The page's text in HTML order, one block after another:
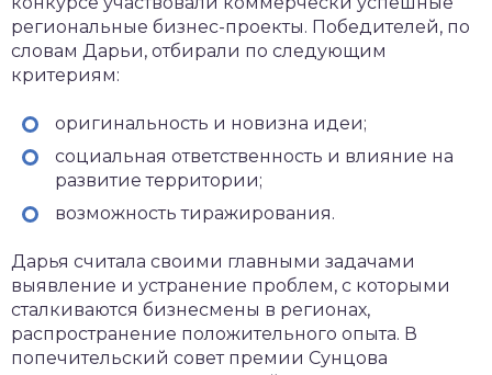
региональные бизнес-проекты. Победителей, по
словам Дарьи, отбирали по следующим
критериям:
оригинальность и новизна идеи;
социальная ответственность и влияние на
развитие территории;
возможность тиражирования.
Дарья считала своими главными задачами
выявление и устранение проблем, с которыми
сталкиваются бизнесмены в регионах,
распространение положительного опыта. В
попечительский совет премии Сунцова